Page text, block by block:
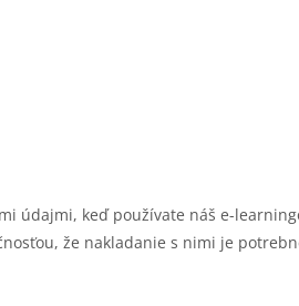
údajmi, keď používate náš e-
že nakladanie s nimi je